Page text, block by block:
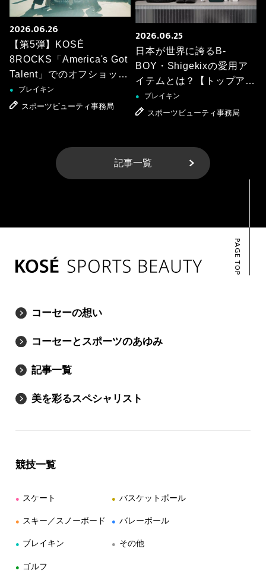
2026.06.26
【第5弾】KOSÉ
8ROCKS「America's Got
Talent」でのオフショット
を公開！
● ブレイキン
スポーツビューティ事務局
2026.06.25
日本が世界に誇るB-
BOY・Shigekixの愛用ア
イテムとは？【トップアス
リートのカバンの中身】
● ブレイキン
スポーツビューティ事務局
記事一覧
PAGE TOP
コーセーの想い
コーセーとスポーツのあゆみ
記事一覧
美を彩るスペシャリスト
競技一覧
● スケート
● スキー／スノーボード
● ブレイキン
● ゴルフ
● バスケットボール
● バレーボール
● その他